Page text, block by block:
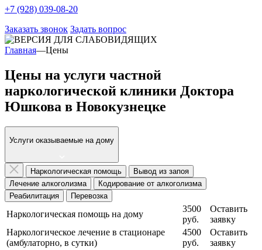
+7 (928) 039-08-20
Заказать звонок Задать вопрос
Главная—Цены
Цены на услуги частной
наркологической клиники Доктора
Юшкова в Новокузнецке
Услуги оказываемые на дому
Наркологическая помощь
Вывод из запоя
Лечение алкоголизма
Кодирование от алкоголизма
Реабилитация
Перевозка
Наркологическая помощь на дому
3500
руб.
Оставить
заявку
Наркологическое лечение в стационаре
(амбулаторно, в сутки)
4500
руб.
Оставить
заявку